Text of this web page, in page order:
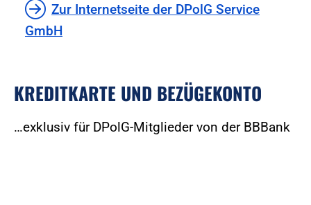
Zur Internetseite der DPolG Service
GmbH
KREDITKARTE UND BEZÜGEKONTO
…exklusiv für DPolG-Mitglieder von der BBBank